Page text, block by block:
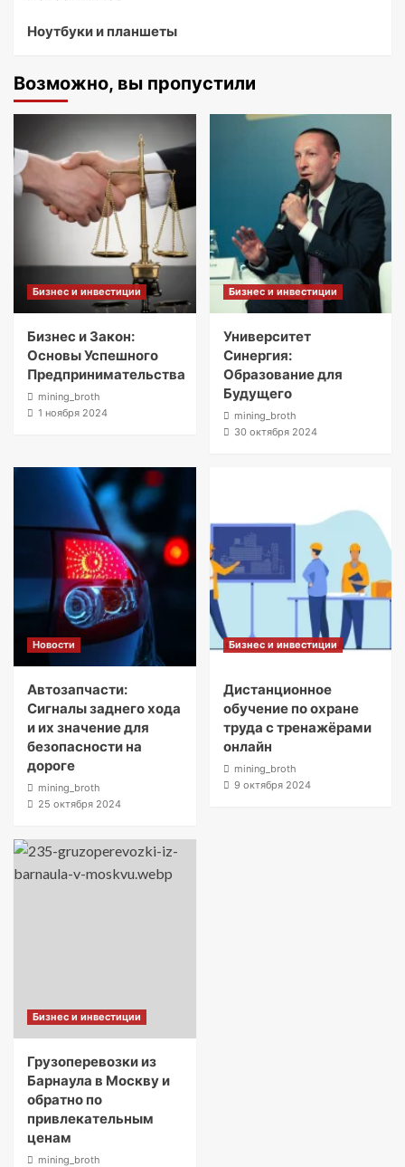
Ноутбуки и планшеты
Возможно, вы пропустили
Бизнес и инвестиции
Бизнес и Закон:
Основы Успешного
Предпринимательства
mining_broth
1 ноября 2024
Бизнес и инвестиции
Университет
Синергия:
Образование для
Будущего
mining_broth
30 октября 2024
Новости
Автозапчасти:
Сигналы заднего хода
и их значение для
безопасности на
дороге
mining_broth
25 октября 2024
Бизнес и инвестиции
Дистанционное
обучение по охране
труда с тренажёрами
онлайн
mining_broth
9 октября 2024
Бизнес и инвестиции
Грузоперевозки из
Барнаула в Москву и
обратно по
привлекательным
ценам
mining_broth